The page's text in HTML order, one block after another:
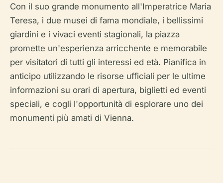
Con il suo grande monumento all'Imperatrice Maria
Teresa, i due musei di fama mondiale, i bellissimi
giardini e i vivaci eventi stagionali, la piazza
promette un'esperienza arricchente e memorabile
per visitatori di tutti gli interessi ed età. Pianifica in
anticipo utilizzando le risorse ufficiali per le ultime
informazioni su orari di apertura, biglietti ed eventi
speciali, e cogli l'opportunità di esplorare uno dei
monumenti più amati di Vienna.